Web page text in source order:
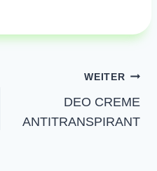
WEITER
DEO CREME
ANTITRANSPIRANT